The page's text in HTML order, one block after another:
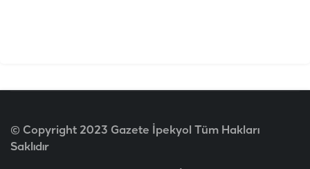
© Copyright 2023 Gazete İpekyol Tüm Hakları
Saklıdır